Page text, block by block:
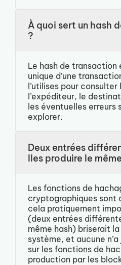
À quoi sert un hash
?
Le hash de transaction
unique d’une
l’utilises pour
l’expéditeur, le
les éventuelles erreurs
explorer.
Deux entrées
lles produire le
Les fonctions de
cryptographiques sont
cela pratiquement
(deux entrées
même hash) briserait
système, et aucune
sur les fonctions de
production par les